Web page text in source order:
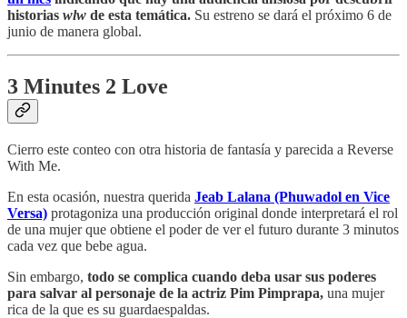
historias wlw de esta temática. Su estreno se dará el próximo 6 de
junio de manera global.
3 Minutes 2 Love
Cierro este conteo con otra historia de fantasía y parecida a Reverse
With Me.
En esta ocasión, nuestra querida Jeab Lalana (Phuwadol en Vice
Versa) protagoniza una producción original donde interpretará el rol
de una mujer que obtiene el poder de ver el futuro durante 3 minutos
cada vez que bebe agua.
Sin embargo, todo se complica cuando deba usar sus poderes
para salvar al personaje de la actriz Pim Pimprapa, una mujer
rica de la que es su guardaespaldas.